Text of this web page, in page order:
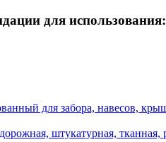
для использования:
для забора, навесов,
дорожная, штукатурная,